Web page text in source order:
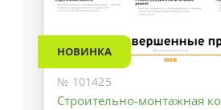
НОВИНКА
№ 101425
Строительно-монтажная